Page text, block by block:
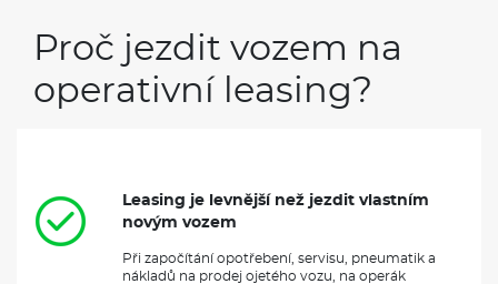
Proč jezdit vozem na
operativní leasing?
Leasing je levnější než jezdit vlastním
novým vozem
Při započítání opotřebení, servisu, pneumatik a
nákladů na prodej ojetého vozu, na operák